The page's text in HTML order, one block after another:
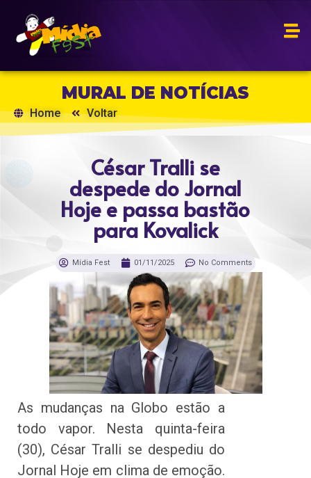
MURAL DE NOTÍCIAS
Home Voltar
César Tralli se
despede do Jornal
Hoje e passa bastão
para Kovalick
Mídia Fest 01/11/2025 No Comments
As mudanças na Globo estão a
todo vapor. Nesta quinta-feira
(30), César Tralli se despediu do
Jornal Hoje em clima de emoção.